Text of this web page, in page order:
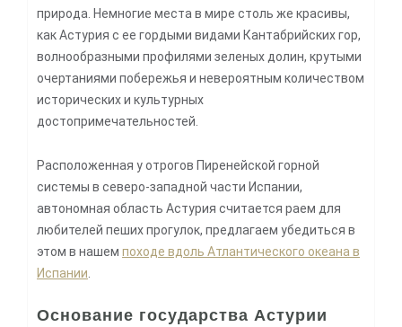
природа. Немногие места в мире столь же красивы,
как Астурия с ее гордыми видами Кантабрийских гор,
волнообразными профилями зеленых долин, крутыми
очертаниями побережья и невероятным количеством
исторических и культурных
достопримечательностей.
Расположенная у отрогов Пиренейской горной
системы в северо-западной части Испании,
автономная область Астурия считается раем для
любителей пеших прогулок, предлагаем убедиться в
этом в нашем походе вдоль Атлантического океана в
Испании
Основание государства Астурии